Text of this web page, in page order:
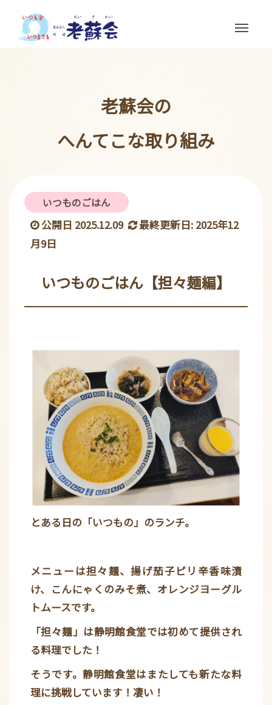
Toggle
navigation
老蘇会の
へんてこな取り組み
いつものごはん
公開日 2025.12.09
最終更新日: 2025年12
月9日
いつものごはん【担々麺編】
とある日の「いつもの」のランチ。
メニューは担々麺、揚げ茄子ピリ辛香味漬
け、こんにゃくのみそ煮、オレンジヨーグル
トムースです。
「担々麺」は静明館食堂では初めて提供され
る料理でした！
そうです。静明館食堂はまたしても新たな料
理に挑戦しています！凄い！